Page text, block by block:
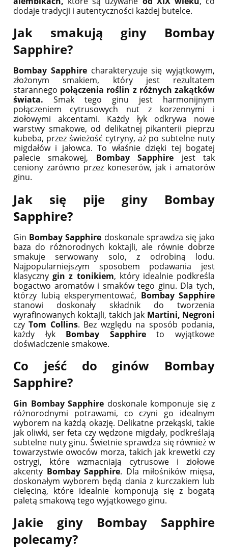
dodaje tradycji i autentyczności każdej butelce.
Jak smakują giny Bombay
Sapphire?
Bombay Sapphirecharakteryzuje się wyjątkowym,
złożonym smakiem, który jest rezultatem
starannego połączenia roślin z różnych zakątków
świata. Smak tego ginu jest harmonijnym
połączeniem cytrusowych nut z korzennymi i
ziołowymi akcentami. Każdy łyk odkrywa nowe
warstwy smakowe, od delikatnej pikanterii pieprzu
kubeba, przez świeżość cytryny, aż po subtelne nuty
migdałów i jałowca. To właśnie dzięki tej bogatej
palecie smakowej, Bombay Sapphire jest tak
ceniony zarówno przez koneserów, jak i amatorów
ginu.
Jak się pije giny Bombay
Sapphire?
Gin Bombay Sapphire doskonale sprawdza się jako
baza do różnorodnych koktajli, ale równie dobrze
smakuje serwowany solo, z odrobiną lodu.
Najpopularniejszym sposobem podawania jest
klasyczny gin z tonikiem, który idealnie podkreśla
bogactwo aromatów i smaków tego ginu. Dla tych,
którzy lubią eksperymentować, Bombay Sapphire
stanowi doskonały składnik do tworzenia
wyrafinowanych koktajli, takich jak Martini, Negroni
czy Tom Collins. Bez względu na sposób podania,
każdy łykBombay Sapphireto wyjątkowe
doświadczenie smakowe.
Co jeść do ginów Bombay
Sapphire?
Gin Bombay Sapphire doskonale komponuje się z
różnorodnymi potrawami, co czyni go idealnym
wyborem na każdą okazję. Delikatne przekąski, takie
jak oliwki, ser feta czy wędzone migdały, podkreślają
subtelne nuty ginu. Świetnie sprawdza się również w
towarzystwie owoców morza, takich jak krewetki czy
ostrygi, które wzmacniają cytrusowe i ziołowe
akcenty Bombay Sapphire. Dla miłośników mięsa,
doskonałym wyborem będą dania z kurczakiem lub
cielęciną, które idealnie komponują się z bogatą
paletą smakową tego wyjątkowego ginu.
Jakie giny Bombay Sapphire
polecamy?